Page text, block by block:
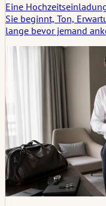
Eine
Sie beginnt, Ton,
lange bevor jemand
Klarheit,